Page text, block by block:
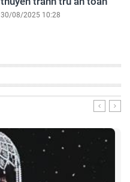
30/08/2025 10:28